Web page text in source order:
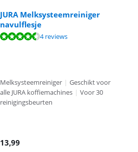
JURA Melksysteemreiniger
navulflesje
gebaseerd op 4 reviews.
4 reviews
Melksysteemreiniger | Geschikt voor
alle JURA koffiemachines | Voor 30
reinigingsbeurten
13,99